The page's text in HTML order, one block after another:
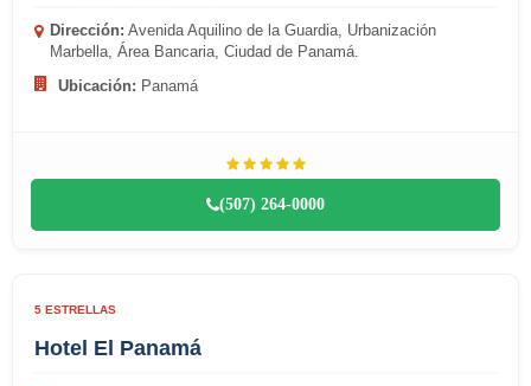
Dirección: Avenida Aquilino de la Guardia, Urbanización
Marbella, Área Bancaria, Ciudad de Panamá.
Ubicación: Panamá
(507) 264-0000
5 ESTRELLAS
Hotel El Panamá